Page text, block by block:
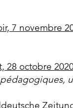
7 novembre
28 octobre